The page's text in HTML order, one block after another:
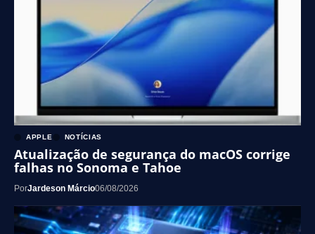
APPLE NOTÍCIAS
Atualização de segurança do macOS corrige
falhas no Sonoma e Tahoe
PorJardeson Márcio06/08/2026